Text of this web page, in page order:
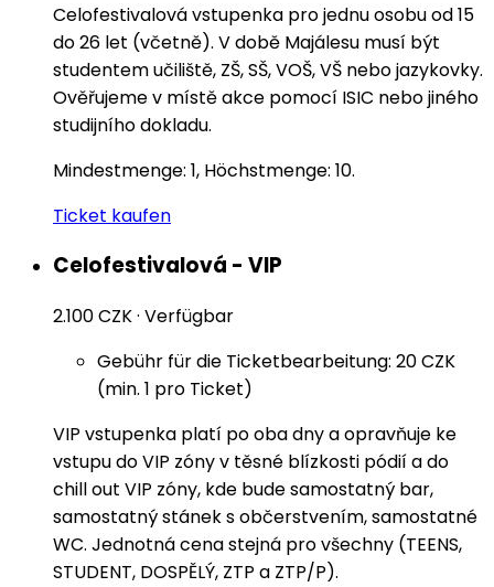
Celofestivalová vstupenka pro jednu osobu od 15
do 26 let (včetně). V době Majálesu musí být
studentem učiliště, ZŠ, SŠ, VOŠ, VŠ nebo jazykovky.
Ověřujeme v místě akce pomocí ISIC nebo jiného
studijního dokladu.
Mindestmenge: 1, Höchstmenge: 10.
Ticket kaufen
Celofestivalová - VIP
2.100 CZK· Verfügbar
Gebühr für die Ticketbearbeitung: 20 CZK
(min. 1 pro Ticket)
VIP vstupenka platí po oba dny a opravňuje ke
vstupu do VIP zóny v těsné blízkosti pódií a do
chill out VIP zóny, kde bude samostatný bar,
samostatný stánek s občerstvením, samostatné
WC. Jednotná cena stejná pro všechny (TEENS,
STUDENT, DOSPĚLÝ, ZTP a ZTP/P).